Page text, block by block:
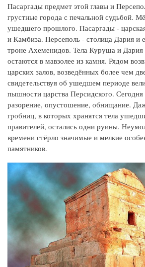
Пасаргады предмет этой главы и
грустные города с печальной судьбой.
ушедшего прошлого. Пасаргады -
и Камбиза. Персеполь - столица Дария и
троне Ахеменидов. Тела Куруша и
остаются в мавзолее из камня. Рядом
царских залов, возведённых более чем
свидетельствуя об ушедшем периоде
пышности царства Персидского.
разорение, опустошение, обнищание.
гробниц, в которых хранятся тела
правителей, остались одни руины.
времени стёрло значимые и мелкие
памятников.